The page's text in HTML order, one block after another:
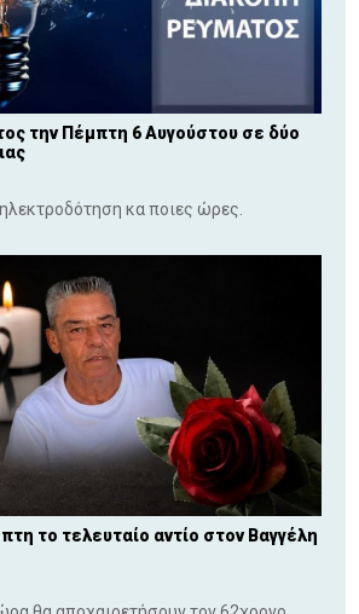
την Πέμπτη 6 Αυγούστου σε δύο
κα ποιες ώρες.
το τελευταίο αντίο στον Βαγγέλη